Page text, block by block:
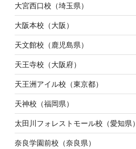
大宮西口校（埼玉県）
大阪本校（大阪）
天文館校（鹿児島県）
天王寺校（大阪府）
天王洲アイル校（東京都）
天神校（福岡県）
太田川フォレストモール校（愛知県）
奈良学園前校（奈良県）